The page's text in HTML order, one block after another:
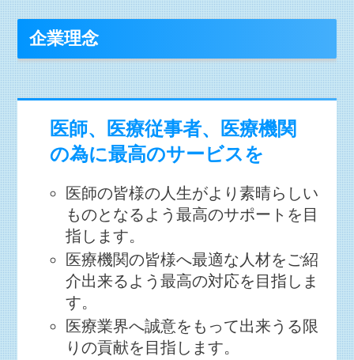
企業理念
医師、医療従事者、医療機関
の為に最高のサービスを
医師の皆様の人生がより素晴らしい
ものとなるよう最高のサポートを目
指します。
医療機関の皆様へ最適な人材をご紹
介出来るよう最高の対応を目指しま
す。
医療業界へ誠意をもって出来うる限
りの貢献を目指します。